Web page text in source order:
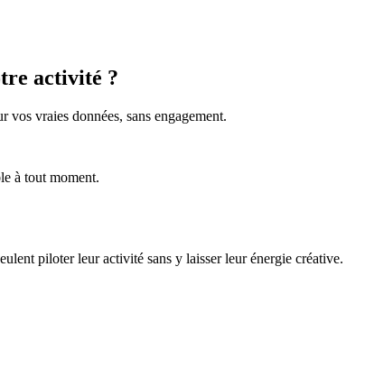
activité ?
vraies données, sans engagement.
à tout moment.
piloter leur activité sans y laisser leur énergie créative.